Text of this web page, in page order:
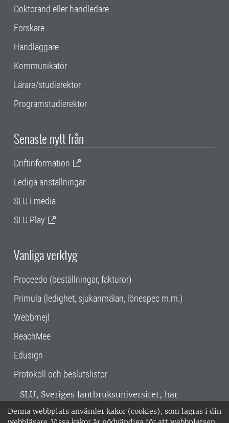
Denna webbplats använder kakor (cookies), som lagras i din
Doktorand eller handledare
Forskare
Handläggare
Kommunikatör
Lärare/studierektor
Programstudierektor
Senaste nytt från
Driftinformation
Lediga anställningar
SLU i media
SLU Play
Vanliga verktyg
Proceedo (beställningar, fakturor)
Primula (ledighet, sjukanmälan, lönespec m.m.)
Webbmejl
ReachMee
Edusign
Protokoll och beslutslistor
SLU, Sveriges lantbruksuniversitet, har
verksamhet över hela Sverige. Huvudorter är
Alnarp, Uppsala och Umeå.SLU är